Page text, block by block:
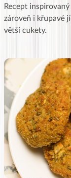
Recept
zároveň i křupavé
větší cukety.